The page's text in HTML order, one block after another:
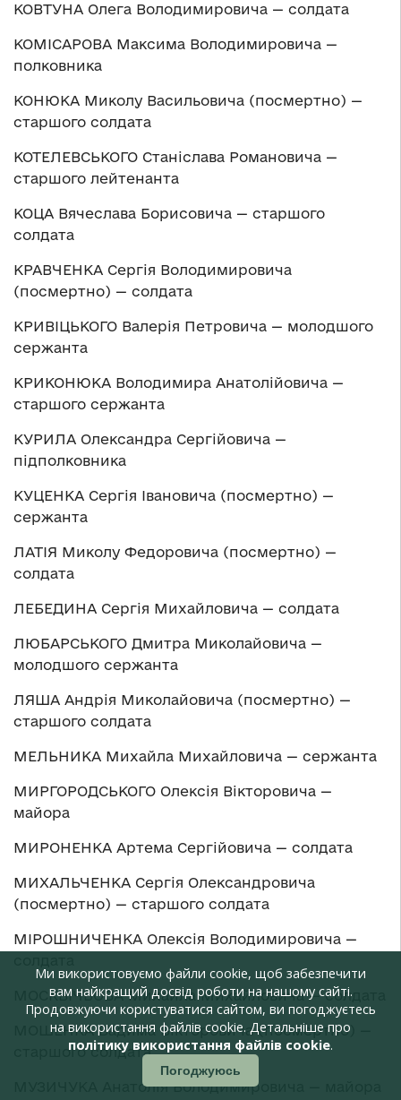
КОВТУНА Олега Володимировича — солдата
КОМІСАРОВА Максима Володимировича —
полковника
КОНЮКА Миколу Васильовича (посмертно) —
старшого солдата
КОТЕЛЕВСЬКОГО Станіслава Романовича —
старшого лейтенанта
КОЦА Вячеслава Борисовича — старшого
солдата
КРАВЧЕНКА Сергія Володимировича
(посмертно) — солдата
КРИВІЦЬКОГО Валерія Петровича — молодшого
сержанта
КРИКОНЮКА Володимира Анатолійовича —
старшого сержанта
КУРИЛА Олександра Сергійовича —
підполковника
КУЦЕНКА Сергія Івановича (посмертно) —
сержанта
ЛАТІЯ Миколу Федоровича (посмертно) —
солдата
ЛЕБЕДИНА Сергія Михайловича — солдата
ЛЮБАРСЬКОГО Дмитра Миколайовича —
молодшого сержанта
ЛЯША Андрія Миколайовича (посмертно) —
старшого солдата
МЕЛЬНИКА Михайла Михайловича — сержанта
МИРГОРОДСЬКОГО Олексія Вікторовича —
майора
МИРОНЕНКА Артема Сергійовича — солдата
МИХАЛЬЧЕНКА Сергія Олександровича
(посмертно) — старшого солдата
МІРОШНИЧЕНКА Олексія Володимировича —
МОСКВІЧЬОВА Михайла Михайловича — солдата
МОШЕНКА Вадима Вікторовича (посмертно) —
старшого солдата
МУЗИЧУКА Анатолія Володимировича — майора
Ми використовуємо файли cookie, щоб забезпечити
вам найкращий досвід роботи на нашому сайті.
Продовжуючи користуватися сайтом, ви погоджуєтесь
на використання файлів cookie. Детальніше про
політику використання файлів cookie.
Погоджуюсь